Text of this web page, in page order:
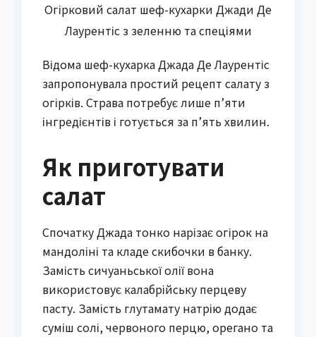
Огірковий салат шеф-кухарки Джади Де
Лаурентіс з зеленню та спеціями
Відома шеф-кухарка Джада Де Лаурентіс
запропонувала простий рецепт салату з
огірків. Страва потребує лише п’яти
інгредієнтів і готується за п’ять хвилин.
Як приготувати
салат
Спочатку Джада тонко нарізає огірок на
мандоліні та кладе скибочки в банку.
Замість сичуаньської олії вона
використовує калабрійську перцеву
пасту. Замість глутамату натрію додає
суміш солі, червоного перцю, орегано та